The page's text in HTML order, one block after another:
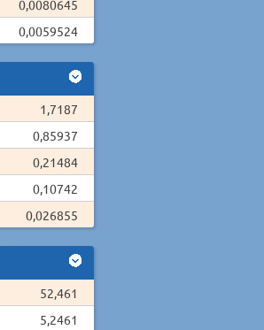
0,0080645
0,0059524
1,7187
0,85937
0,21484
0,10742
0,026855
52,461
5,2461